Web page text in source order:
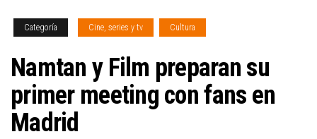
Categoría Cine, series y tv Cultura
Namtan y Film preparan su
primer meeting con fans en
Madrid